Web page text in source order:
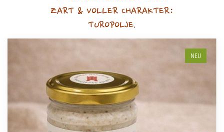
ZART & VOLLER CHARAKTER:
TUROPOLJE.
NEU